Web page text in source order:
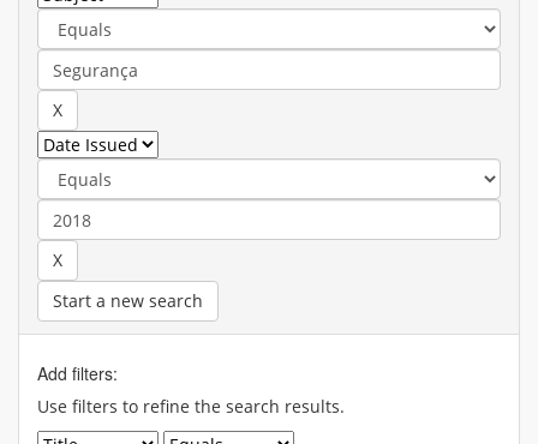
Start a new search
Add filters:
Use filters to refine the search results.